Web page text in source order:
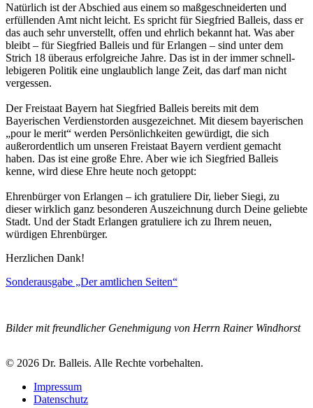
Natürlich ist der Abschied aus einem so maßgeschneiderten und
erfüllenden Amt nicht leicht. Es spricht für Siegfried Balleis, dass er
das auch sehr unverstellt, offen und ehrlich bekannt hat. Was aber
bleibt – für Siegfried Balleis und für Erlangen – sind unter dem
Strich 18 überaus erfolgreiche Jahre. Das ist in der immer schnell-
lebigeren Politik eine unglaublich lange Zeit, das darf man nicht
vergessen.
Der Freistaat Bayern hat Siegfried Balleis bereits mit dem
Bayerischen Verdienstorden ausgezeichnet. Mit diesem bayerischen
„pour le merit“ werden Persönlichkeiten gewürdigt, die sich
außerordentlich um unseren Freistaat Bayern verdient gemacht
haben. Das ist eine große Ehre. Aber wie ich Siegfried Balleis
kenne, wird diese Ehre heute noch getoppt:
Ehrenbürger von Erlangen – ich gratuliere Dir, lieber Siegi, zu
dieser wirklich ganz besonderen Auszeichnung durch Deine geliebte
Stadt. Und der Stadt Erlangen gratuliere ich zu Ihrem neuen,
würdigen Ehrenbürger.
Herzlichen Dank!
Sonderausgabe „Der amtlichen Seiten“
Bilder mit freundlicher Genehmigung von Herrn Rainer Windhorst
© 2026 Dr. Balleis. Alle Rechte vorbehalten.
Impressum
Datenschutz